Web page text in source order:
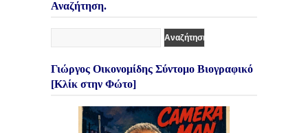
Αναζήτηση.
Γιώργος Οικονομίδης Σύντομο Βιογραφικό
[Κλίκ στην Φώτο]